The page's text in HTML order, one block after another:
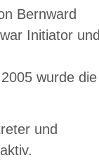
Bernward
Initiator und
wurde die
und